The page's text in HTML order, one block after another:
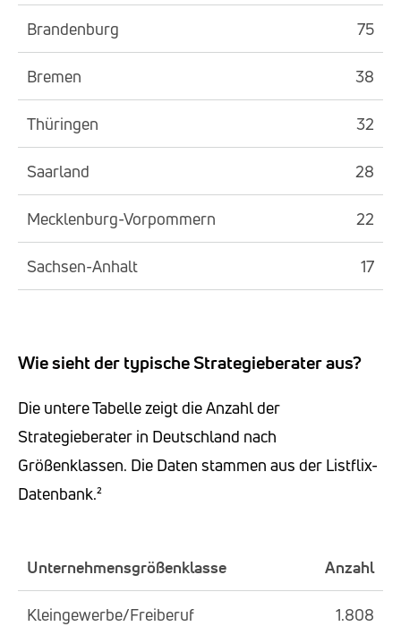
Brandenburg 75
Bremen 38
Thüringen 32
Saarland 28
Mecklenburg-Vorpommern 22
Sachsen-Anhalt 17
Wie sieht der typische Strategieberater aus?
Die untere Tabelle zeigt die Anzahl der
Strategieberater in Deutschland nach
Größenklassen. Die Daten stammen aus der Listflix-
Datenbank.²
Unternehmensgrößenklasse Anzahl
Kleingewerbe/Freiberuf 1.808